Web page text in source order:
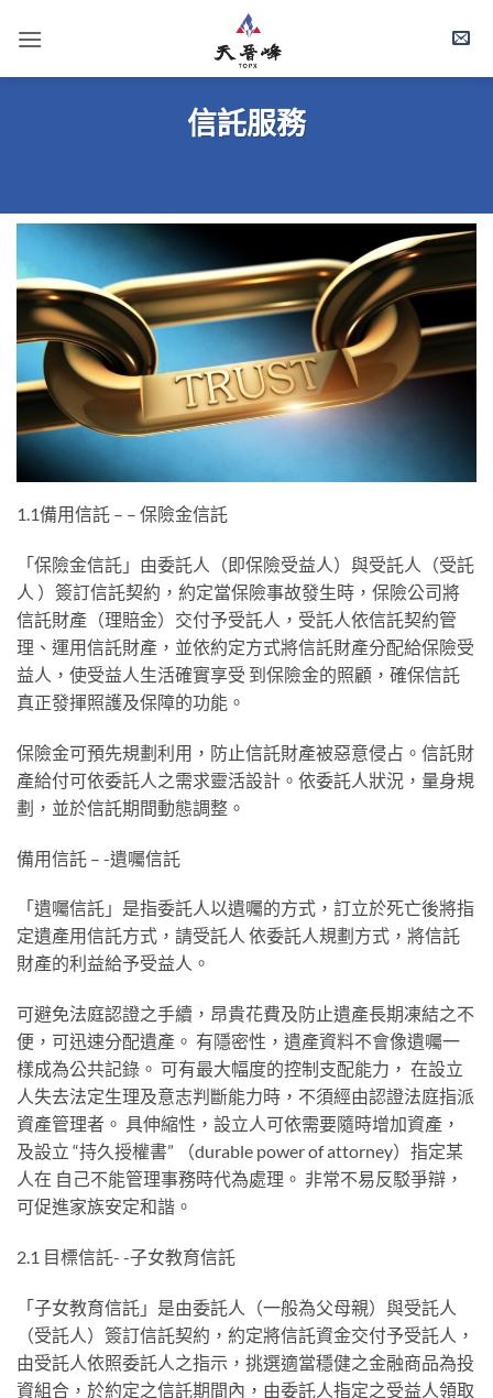
信託服務
1.1備⽤信託 – – 保險⾦信託
「保險⾦信託」由委託⼈（即保險受益⼈）與受託⼈（受託
⼈ ）簽訂信託契約，約定當保險事故發⽣時，保險公司將
信託財產（理賠⾦）交付予受託⼈，受託⼈依信託契約管
理、運⽤信託財產，並依約定⽅式將信託財產分配給保險受
益⼈，使受益⼈⽣活確實享受 到保險⾦的照顧，確保信託
真正發揮照護及保障的功能。
保險⾦可預先規劃利⽤，防⽌信託財產被惡意侵占。信託財
產給付可依委託⼈之需求靈活設計。依委託⼈狀況，量⾝規
劃，並於信託期間動態調整。
備⽤信託 – -遺囑信託
「遺囑信託」是指委託⼈以遺囑的⽅式，訂⽴於死亡後將指
定遺產⽤信託⽅式，請受託⼈ 依委託⼈規劃⽅式，將信託
財產的利益給予受益⼈。
可避免法庭認證之⼿續，昂貴花費及防⽌遺產⻑期凍結之不
便，可迅速分配遺產。 有隱密性，遺產資料不會像遺囑⼀
樣成為公共記錄。 可有最⼤幅度的控制⽀配能⼒， 在設⽴
⼈失去法定⽣理及意志判斷能⼒時，不須經由認證法庭指派
資產管理者。 具伸縮性，設⽴⼈可依需要隨時增加資產，
及設⽴ “持久授權書” （durable power of attorney）指定某
⼈在 ⾃⼰不能管理事務時代為處理。 ⾮常不易反駁爭辯，
可促進家族安定和諧。
2.1 ⽬標信託- -⼦⼥教育信託
「⼦⼥教育信託」是由委託⼈（⼀般為⽗⺟親）與受託⼈
（受託⼈）簽訂信託契約，約定將信託資⾦交付予受託⼈，
由受託⼈依照委託⼈之指⽰，挑選適當穩健之⾦融商品為投
資組合，於約定之信託期間內，由委託⼈指定之受益⼈領取